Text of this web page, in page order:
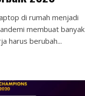
di rumah menjadi
membuat banyak
harus berubah...